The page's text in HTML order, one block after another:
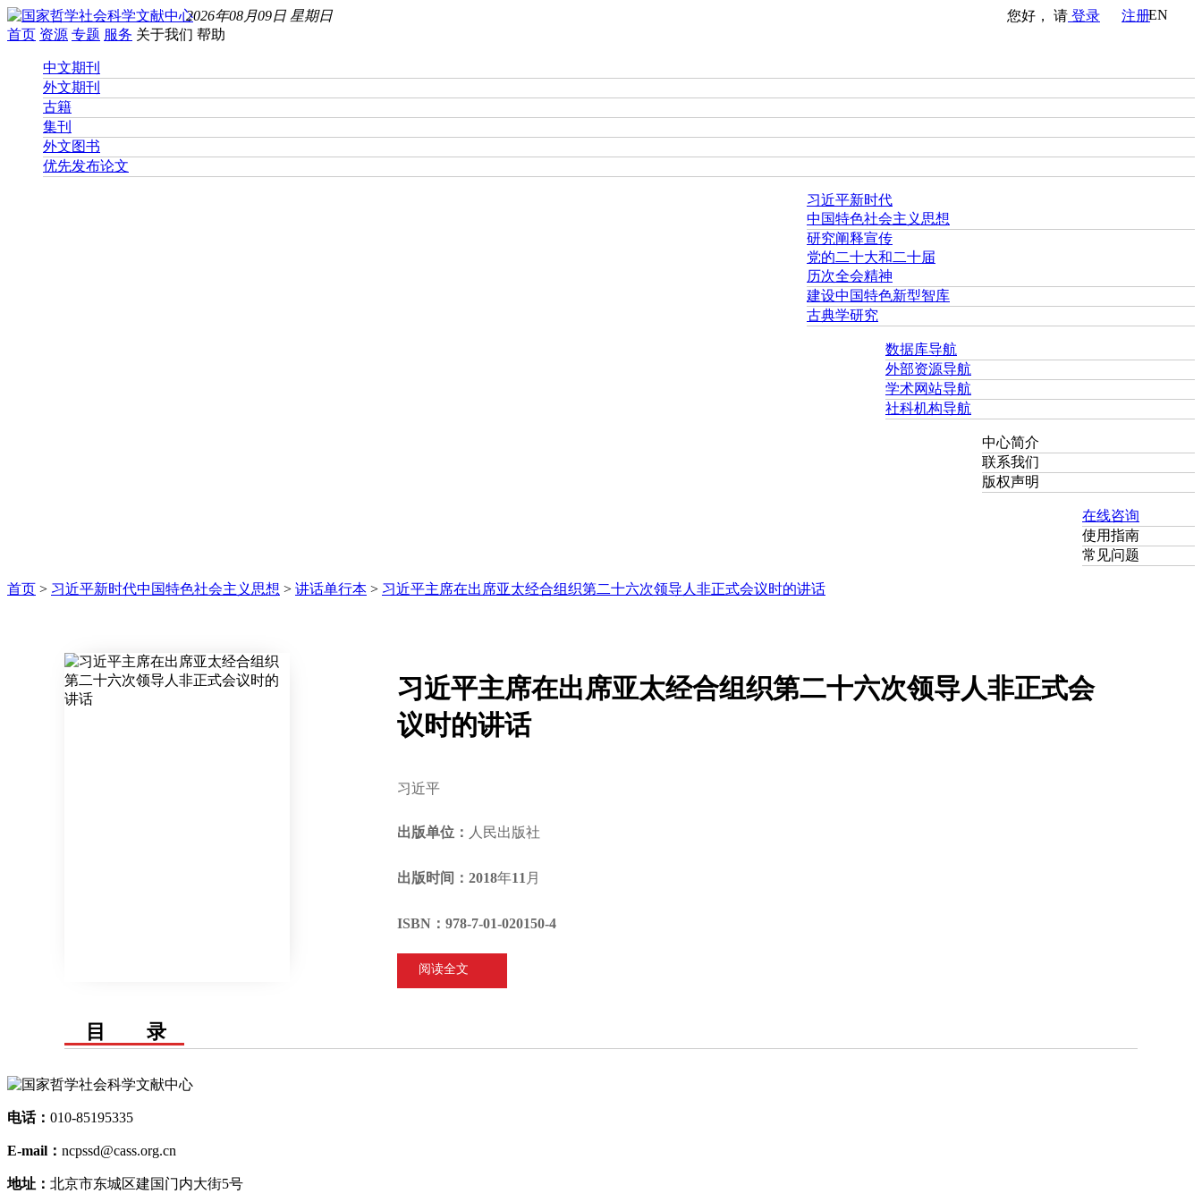
您好， 请 登录 注册EN
2026年08月09日 星期日
首页 资源 专题 服务 关于我们 帮助
中文期刊
外文期刊
古籍
集刊
外文图书
优先发布论文
习近平新时代
中国特色社会主义思想
研究阐释宣传
党的二十大和二十届
历次全会精神
建设中国特色新型智库
古典学研究
数据库导航
外部资源导航
学术网站导航
社科机构导航
中心简介
联系我们
版权声明
在线咨询
使用指南
常见问题
首页 > 习近平新时代中国特色社会主义思想 > 讲话单行本 > 习近平主席在出席亚太经合组织第二十六次领导人非正式会议时的讲话
习近平主席在出席亚太经合组织第二十六次领导人非正式会
议时的讲话
习近平
出版单位： 人民出版社
出版时间： 2018年11月
ISBN： 978-7-01-020150-4
阅读全文
目 录
电话： 010-85195335
E-mail： ncpssd@cass.org.cn
地址： 北京市东城区建国门内大街5号